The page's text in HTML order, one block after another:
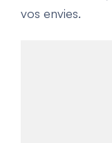
vos envies.